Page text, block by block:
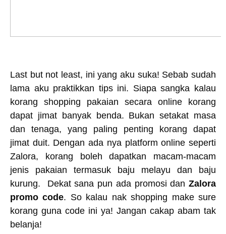
Last but not least, ini yang aku suka! Sebab sudah
lama aku praktikkan tips ini. Siapa sangka kalau
korang shopping pakaian secara online korang
dapat jimat banyak benda. Bukan setakat masa
dan tenaga, yang paling penting korang dapat
jimat duit. Dengan ada nya platform online seperti
Zalora, korang boleh dapatkan macam-macam
jenis pakaian termasuk baju melayu dan baju
kurung. Dekat sana pun ada promosi dan Zalora
promo code. So kalau nak shopping make sure
korang guna code ini ya! Jangan cakap abam tak
belanja!